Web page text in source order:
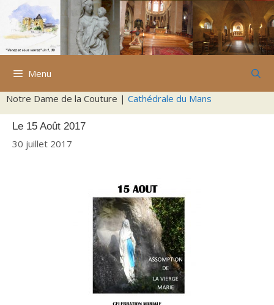
Aller
contenu
Menu
Notre Dame de la Couture | Cathédrale du Mans
Le 15 Août 2017
30 juillet 2017